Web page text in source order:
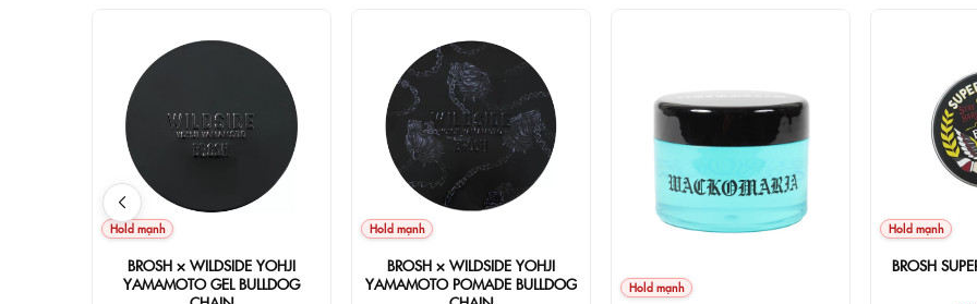
Hold mạnh
BROSH × WILDSIDE YOHJI
YAMAMOTO GEL BULLDOG
Hold mạnh
BROSH × WILDSIDE YOHJI
YAMAMOTO POMADE BULLDOG
Hold mạnh
Hold mạnh
BROSH